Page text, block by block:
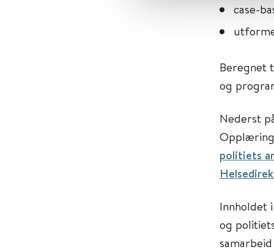
case-
Beregnet
og
Nederst
politiets
Innholdet
og